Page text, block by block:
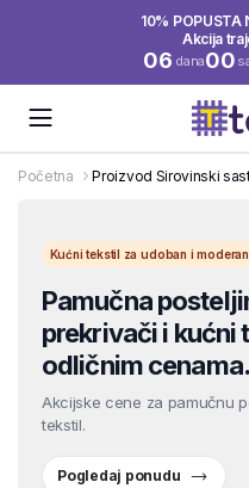
10% POPUSTA
Akcija
06 dana00
Početna Proizvod Sirovinski
Kućni tekstil za udoban i
Pamučna
prekrivači i kućni
odličnim cenama.
Akcijske cene za pamučnu
tekstil.
Pogledaj ponudu